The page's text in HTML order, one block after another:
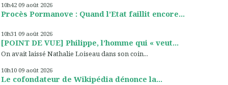
10h42 09 août 2026
Procès Pormanove : Quand l’Etat faillit encore...
10h31 09 août 2026
[POINT DE VUE] Philippe, l’homme qui « veut...
On avait laissé Nathalie Loiseau dans son coin...
10h10 09 août 2026
Le cofondateur de Wikipédia dénonce la...